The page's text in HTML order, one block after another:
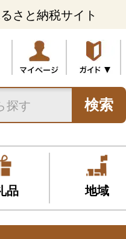
さと納税サイト
検索
品 地域